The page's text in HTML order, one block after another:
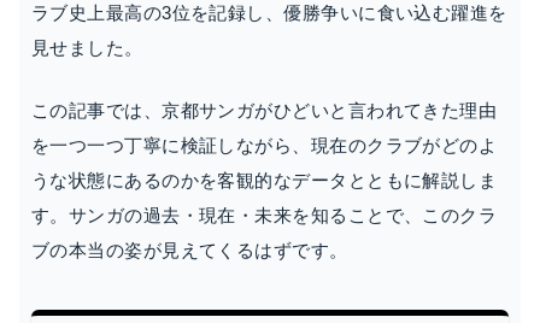
ラブ史上最高の3位を記録し、優勝争いに食い込む躍進を
見せました。
この記事では、京都サンガがひどいと言われてきた理由
を一つ一つ丁寧に検証しながら、現在のクラブがどのよ
うな状態にあるのかを客観的なデータとともに解説しま
す。サンガの過去・現在・未来を知ることで、このクラ
ブの本当の姿が見えてくるはずです。